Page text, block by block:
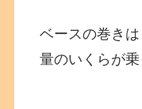
ベースの巻き
量のいくらが乗